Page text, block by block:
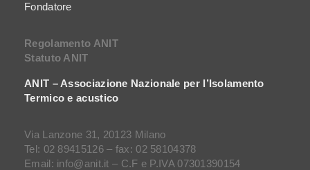
Fondatore
Regolamento ANIT
Statuto ANIT
ANIT – Associazione Nazionale per l’Isolamento
Termico e acustico
Via Lanzone 31, 20123 Milano
Tel: 02 89415126 – fax: 02 58104378
Email: info@anit.it – C.F e P.IVA 07301390154